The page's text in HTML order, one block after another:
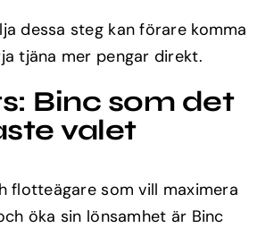
dessa steg kan förare komma
tjäna mer pengar direkt.
Binc som det
valet
flotteägare som vill maximera
öka sin lönsamhet är Binc